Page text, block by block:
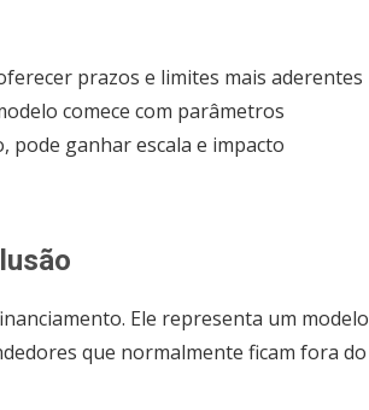
prazos e limites mais aderentes
comece com parâmetros
pode ganhar escala e impacto
Ele representa um modelo
que normalmente ficam fora do